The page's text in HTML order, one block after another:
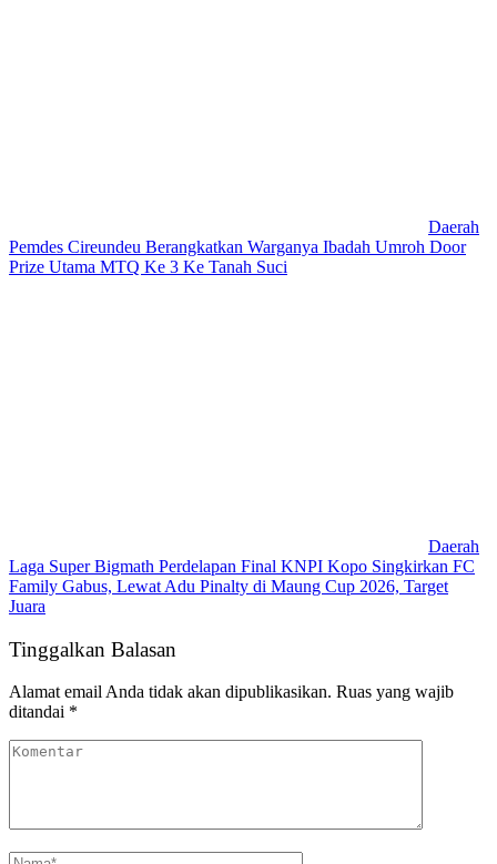
Daerah
Pemdes Cireundeu Berangkatkan Warganya Ibadah Umroh Door
Prize Utama MTQ Ke 3 Ke Tanah Suci
Daerah
Laga Super Bigmath Perdelapan Final KNPI Kopo Singkirkan FC
Family Gabus, Lewat Adu Pinalty di Maung Cup 2026, Target
Juara
Tinggalkan Balasan
Alamat email Anda tidak akan dipublikasikan. Ruas yang wajib
ditandai *